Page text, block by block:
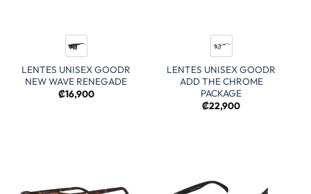
LENTES UNISEX GOODR
NEW WAVE RENEGADE
₡16,900
LENTES UNISEX GOODR
ADD THE CHROME
PACKAGE
₡22,900